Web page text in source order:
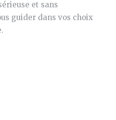
et sans
guider dans vos choix